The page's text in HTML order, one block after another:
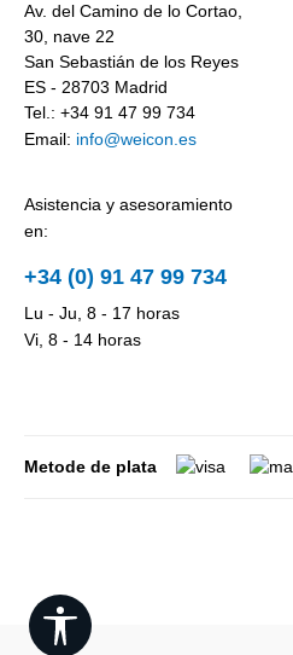
Av. del Camino de lo Cortao,
30, nave 22
San Sebastián de los Reyes
ES - 28703 Madrid
Tel.: +34 91 47 99 734
Email: info@weicon.es
Asistencia y asesoramiento
en:
+34 (0) 91 47 99 734
Lu - Ju, 8 - 17 horas
Vi, 8 - 14 horas
Metode de plata
Show toolbar